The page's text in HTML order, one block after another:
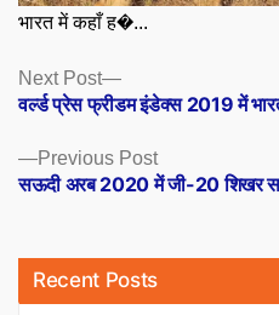
भारत में कहाँ ह�...
Posts
navigation
Previous PostPrevious
post:
सऊदी अरब 2020 में जी-20 शिखर
Next Post
Next
post:
वर्ल्ड प्रेस फ्रीडम इंडेक्स 2019 में भारत
Recent Posts